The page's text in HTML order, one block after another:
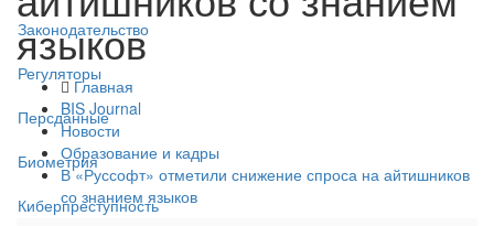
Законодательство
Регуляторы
Персданные
Биометрия
Киберпреступность
языков
Главная
BIS Journal
Новости
Образование и кадры
В «Руссофт» отметили снижение спроса на айтишников
со знанием языков